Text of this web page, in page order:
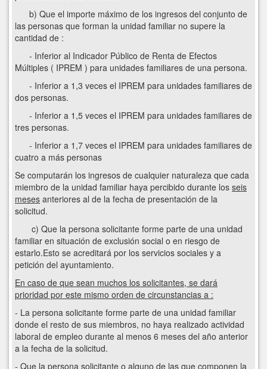
b) Que el importe máximo de los ingresos del conjunto de
las personas que forman la unidad familiar no supere la
cantidad de :
- Inferior al Indicador Público de Renta de Efectos
Múltiples ( IPREM ) para unidades familiares de una persona.
- Inferior a 1,3 veces el IPREM para unidades familiares de
dos personas.
- Inferior a 1,5 veces el IPREM para unidades familiares de
tres personas.
- Inferior a 1,7 veces el IPREM para unidades familiares de
cuatro a más personas
Se computarán los ingresos de cualquier naturaleza que cada
miembro de la unidad familiar haya percibido durante los seis
meses anteriores al de la fecha de presentación de la
solicitud.
c) Que la persona solicitante forme parte de una unidad
familiar en situación de exclusión social o en riesgo de
estarlo.Esto se acreditará por los servicios sociales y a
petición del ayuntamiento.
En caso de que sean muchos los solicitantes, se dará
prioridad por este mismo orden de circunstancias a :
- La persona solicitante forme parte de una unidad familiar
donde el resto de sus miembros, no haya realizado actividad
laboral de empleo durante al menos 6 meses del año anterior
a la fecha de la solicitud.
- Que la persona solicitante o alguno de las que componen la